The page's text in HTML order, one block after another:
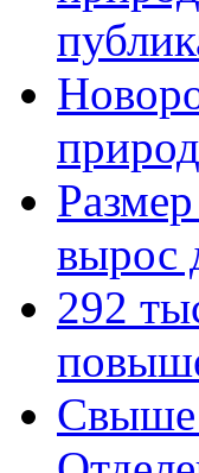
вырос
292
Свыше